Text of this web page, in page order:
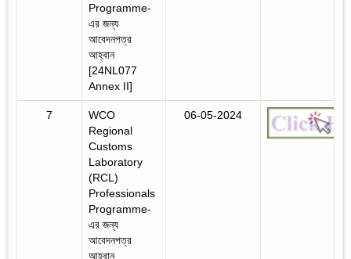
Programme-
এর জন্য
আবেদনপত্র
আহ্বান
[24NL077
Annex II]
7
WCO
Regional
Customs
Laboratory
(RCL)
Professionals
Programme-
এর জন্য
আবেদনপত্র
আহ্বান
06-05-2024